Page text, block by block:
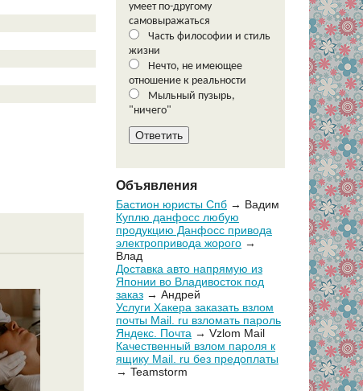
умеет по-другому
самовыражаться
Часть философии и стиль
жизни
Нечто, не имеющее
отношение к реальности
Мыльный пузырь,
"ничего"
Объявления
Бастион юристы Спб → Вадим
Куплю данфосс любую
продукцию Данфосс привода
электропривода жорого →
Влад
Доставка авто напрямую из
Японии во Владивосток под
заказ → Андрей
Услуги Хакера заказать взлом
почты Mail. ru взломать пароль
Яндекс. Почта → Vzlom Mail
Качественный взлом пароля к
ящику Mail. ru без предоплаты
→ Teamstorm